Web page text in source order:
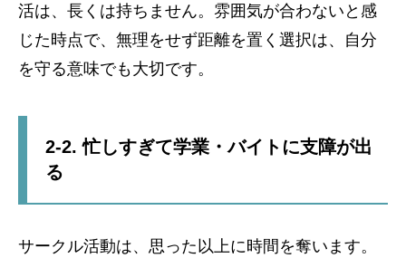
活は、長くは持ちません。雰囲気が合わないと感
じた時点で、無理をせず距離を置く選択は、自分
を守る意味でも大切です。
2-2. 忙しすぎて学業・バイトに支障が出
る
サークル活動は、思った以上に時間を奪います。